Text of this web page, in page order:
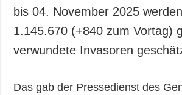
bis 04. November 2025
1.145.670 (+840 zum Vortag)
verwundete Invasoren
Das gab der Pressedienst des